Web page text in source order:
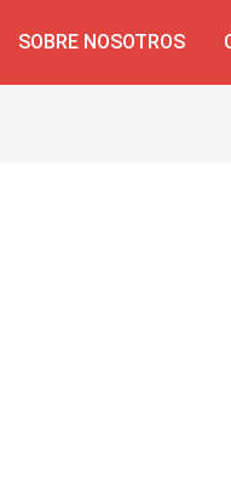
SOBRE NOSOTROS